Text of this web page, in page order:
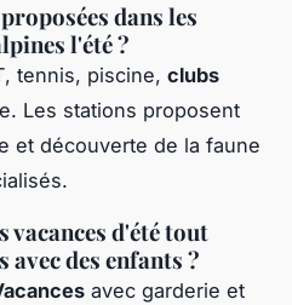
dans les
l'été ?
tennis, piscine, clubs
Les stations proposent
et découverte de la faune
vacances d'été tout
avec des enfants ?
avec garderie et